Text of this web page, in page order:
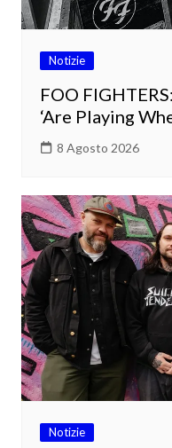
Notizie
FOO
‘Are Playing
8 Agosto 2026
Notizie